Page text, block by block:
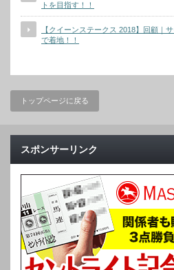
トを目指す！！
【クイーンステークス 2018】回顧｜
で着地！！
トップページに戻る
スポンサーリンク